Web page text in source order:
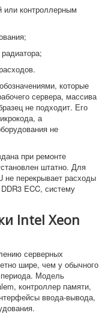
или контроллерным
которые
сервера, массива
не подходит. Его
а
не
при ремонте
штатно. Для
не перекрывает расходы
ECC, систему
Intel Xeon
серверных
шире, чем у обычного
Модель
контроллер памяти,
ввода-вывода,